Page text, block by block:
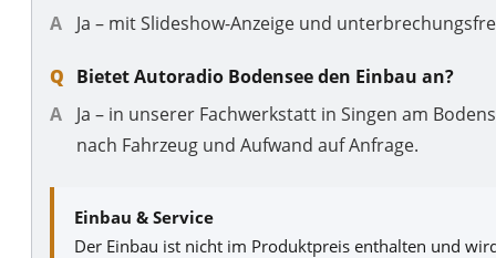
Ja – mit Slideshow-Anzeige und
Bietet Autoradio Bodensee den Einbau an?
Ja – in unserer Fachwerkstatt in Singen am
nach Fahrzeug und Aufwand auf Anfrage.
Einbau & Service
Der Einbau ist nicht im Produktpreis enthalten und